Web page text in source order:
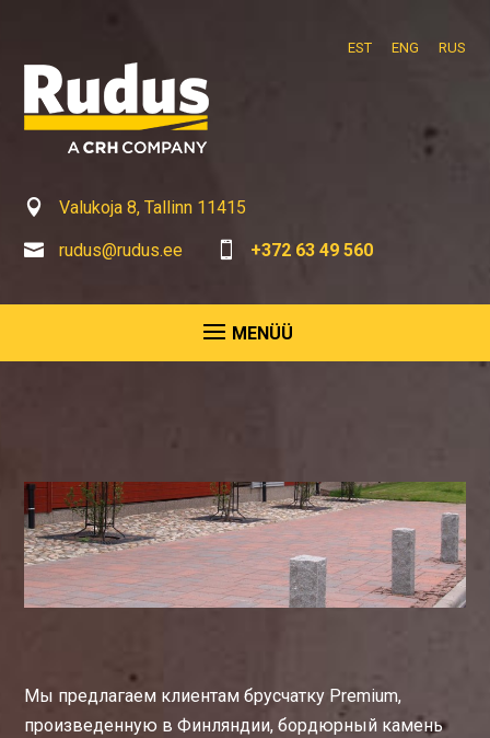
EST ENG RUS
 Valukoja 8, Tallinn 11415
 rudus@rudus.ee  +372 63 49 560
Мы предлагаем клиентам брусчатку Premium,
произведенную в Финляндии, бордюрный камень